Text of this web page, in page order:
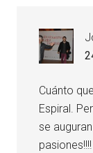
Cuánto
Espiral.
se